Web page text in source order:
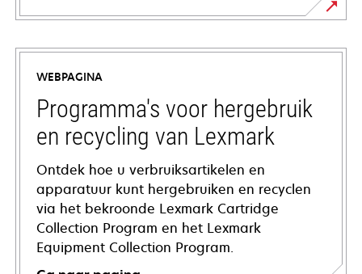
opens
in
new
tab
WEBPAGINA
Programma's voor hergebruik
en recycling van Lexmark
Ontdek hoe u verbruiksartikelen en
apparatuur kunt hergebruiken en recyclen
via het bekroonde Lexmark Cartridge
Collection Program en het Lexmark
Equipment Collection Program.